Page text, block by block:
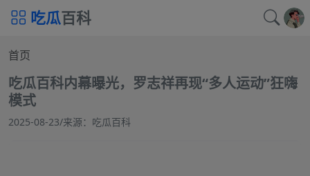
吃瓜百科
首页
吃瓜百科内幕曝光，罗志祥再现“多人运动”狂嗨
模式
2025-08-23/来源：吃瓜百科